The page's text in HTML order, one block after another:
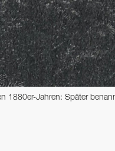
1880er-Jahren: Später